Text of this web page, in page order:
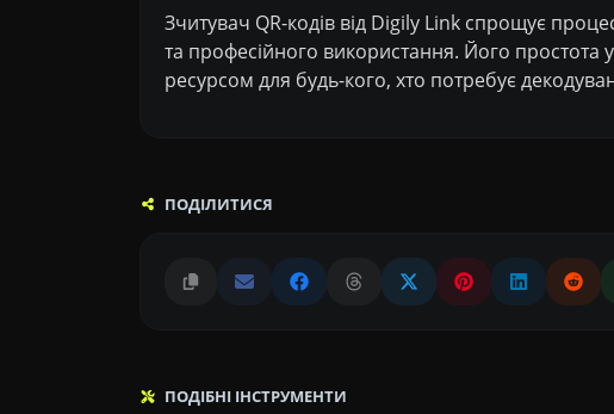
Зчитувач QR-кодів від Digily Link спрощує
та професійного використання. Його простота
ресурсом для будь-кого, хто потребує
ПОДІЛИТИСЯ
ПОДІБНІ ІНСТРУМЕНТИ